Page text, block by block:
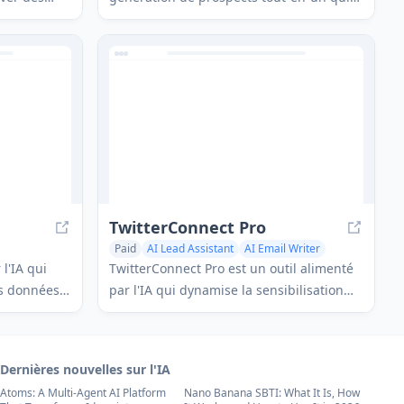
extrait des emails et des informations de
web pour construire des listes d'emails
l'IA qui
données
enrichit
TwitterConnect Pro
Paid AI Lead Assistant
AI Email Writer
AI Response Generator
TwitterConnect Pro est un outil alimenté
par l'IA qui dynamise la sensibilisation
sur Twitter avec des messages
Dernières nouvelles sur l'IA
Atoms: A Multi-Agent AI Platform
Nano Banana SBTI: What It Is, How